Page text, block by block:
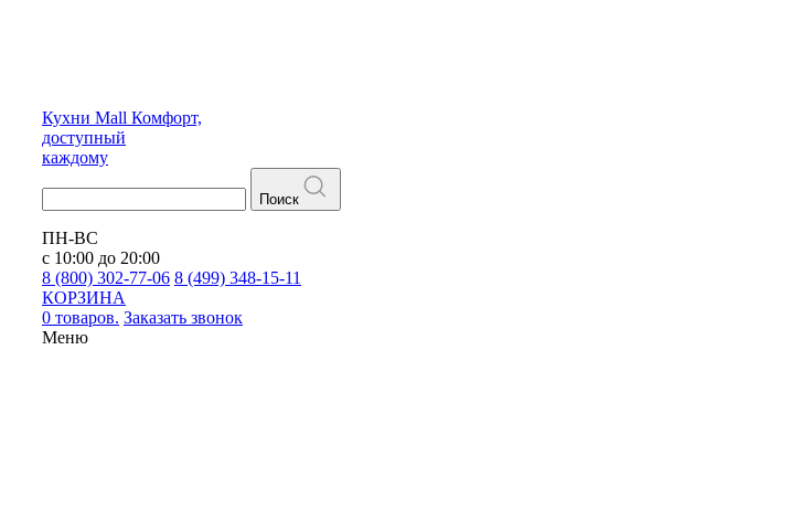
Кухни Mall Комфорт,
доступный
каждому
Поиск
ПН-ВС
с 10:00 до 20:00
8 (800) 302-77-06 8 (499) 348-15-11
КОРЗИНА
0 товаров. Заказать звонок
Меню